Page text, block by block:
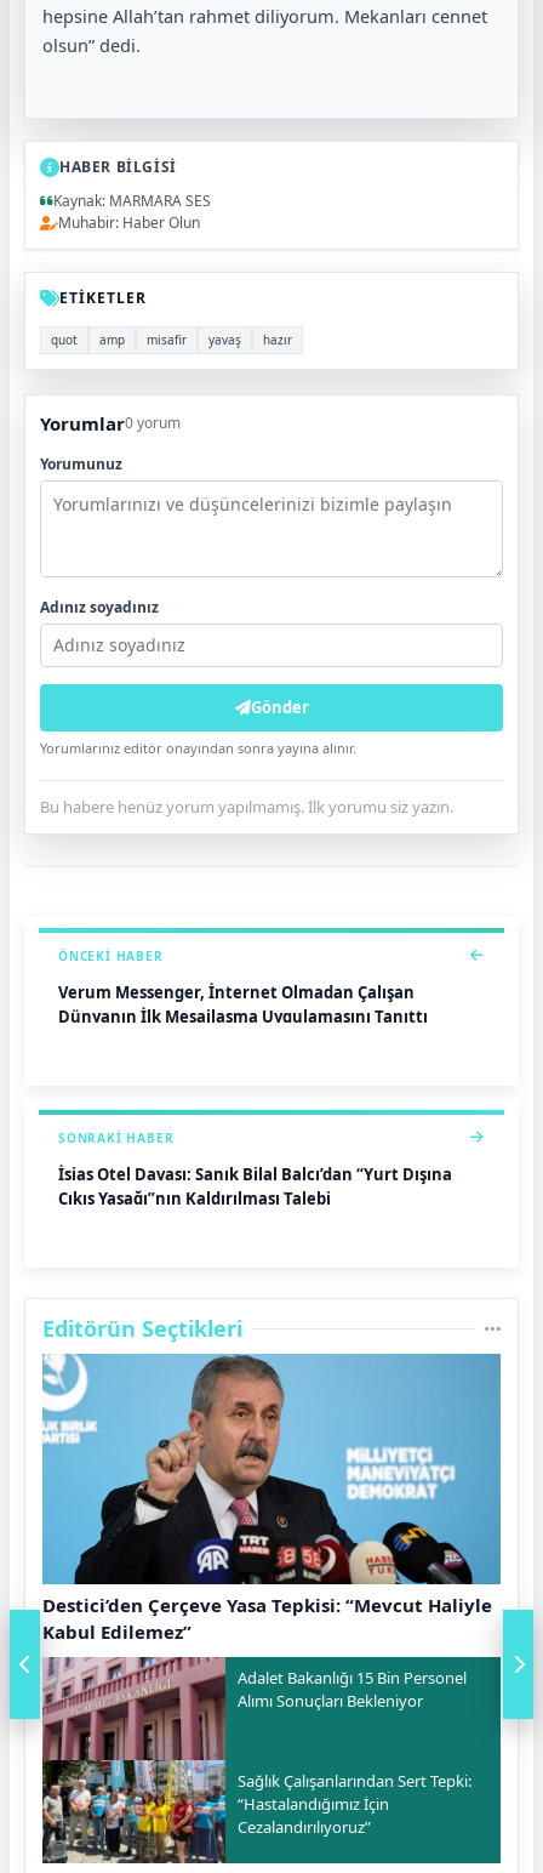
hepsine Allah’tan rahmet diliyorum. Mekanları cennet
olsun” dedi.
HABER BİLGİSİ
Kaynak: MARMARA SES
Muhabir: Haber Olun
ETİKETLER
quot amp misafir yavaş hazır
Yorumlar0 yorum
Yorumunuz
Adınız soyadınız
Gönder
Yorumlarınız editör onayından sonra yayına alınır.
Bu habere henüz yorum yapılmamış. İlk yorumu siz yazın.
ÖNCEKI HABER
Verum Messenger, İnternet Olmadan Çalışan
Dünyanın İlk Mesajlaşma Uygulamasını Tanıttı
SONRAKI HABER
İsias Otel Davası: Sanık Bilal Balcı’dan “Yurt Dışına
Çıkış Yasağı”nın Kaldırılması Talebi
Editörün Seçtikleri
Destici’den Çerçeve Yasa Tepkisi: “Mevcut Haliyle
Kabul Edilemez”
Adalet Bakanlığı 15 Bin Personel
Alımı Sonuçları Bekleniyor
Sağlık Çalışanlarından Sert Tepki:
“Hastalandığımız İçin
Cezalandırılıyoruz”